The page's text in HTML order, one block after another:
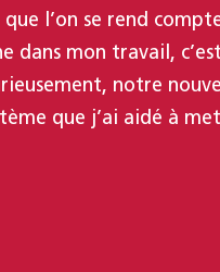
l’on se rend
dans mon travail,
notre
que j’ai aidé à